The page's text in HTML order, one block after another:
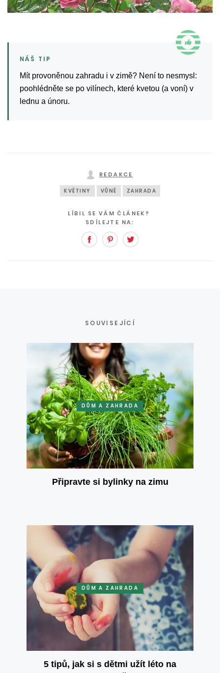
Mít provoněnou zahradu i v zimě? Není to nesmysl:
poohlédněte se po vilínech, které kvetou (a voní) v
lednu a únoru.
REDAKCE
KVĚTINY VŮNĚ ZAHRADA
LÍBIL SE VÁM ČLÁNEK?
SDÍLEJTE NA:
FacebookPinterest
SOUVISEJÍCÍ
DŮM A ZAHRADA
Připravte si bylinky na zimu
DŮM A ZAHRADA
5 tipů, jak si s dětmi užít léto na